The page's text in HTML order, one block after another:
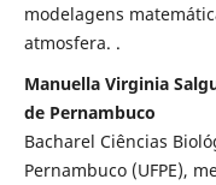
modelagens
atmosfera. .
Manuella Virginia
de Pernambuco
Bacharel Ciências
Pernambuco (UFPE),